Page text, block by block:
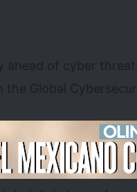
ahead of cyber
the Global